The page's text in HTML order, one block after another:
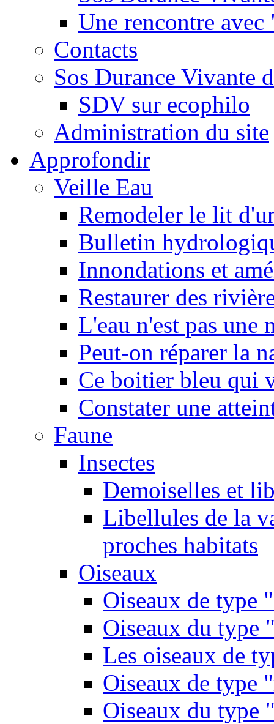
Une rencontre
Contacts
Sos Durance Vivante
SDV sur ecophilo
Administration du site
Approfondir
Veille Eau
Remodeler le lit
Bulletin
Innondations et
Restaurer des
L'eau n'est pas une
Peut-on réparer la
Ce boitier bleu qui
Constater une
Faune
Insectes
Demoiselles et
Libellules de la
proches habitats
Oiseaux
Oiseaux de type
Oiseaux du type
Les oiseaux de
Oiseaux de type
Oiseaux du type